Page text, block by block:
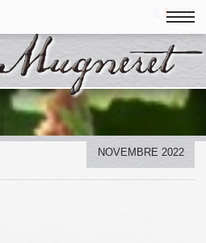
NOVEMBRE 2022